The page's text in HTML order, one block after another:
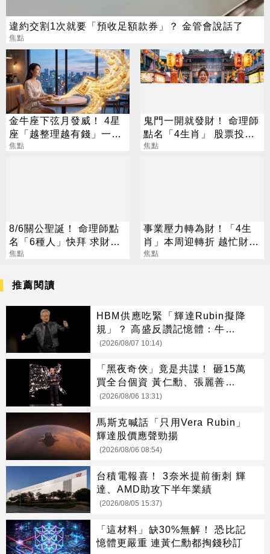
違約交割1次就要「預收足額款券」？ 金管會說話了
焦點
金牛座下弦月發威！ 4星
座「越整理越有錢」一路
旺運到10月
焦點
鬼門一開就發財！ 命理師
點名「4生肖」 股票投資
大翻身
焦點
8/6關公聖誕！ 命理師點
名「6種人」快拜 求財求
職保平安
焦點
事業壓力轉為財！「4生
肖」本周迎轉折 越忙財運
越旺
焦點
推薦閱讀
HBM供應吃緊「輝達Rubin擬降
規」？ 高盛反讚記憶體：牛市才
開始
(2026/08/07 10:14)
「黑夜奇俠」竟是共諜！ 砸15萬
買全台個資 黃仁勳、張麗善也受
害
(2026/08/06 13:31)
馬斯克喊話「只用Vera Rubin」
輝達股價應聲勁揚
(2026/08/06 08:54)
台積電報喜！ 3奈米提前衝刺 輝
達、AMD助攻下半年業績
(2026/08/05 15:37)
「這材料」缺30%無解！ 恐比記
憶體更嚴重 連黃仁勳都掏錢秒訂